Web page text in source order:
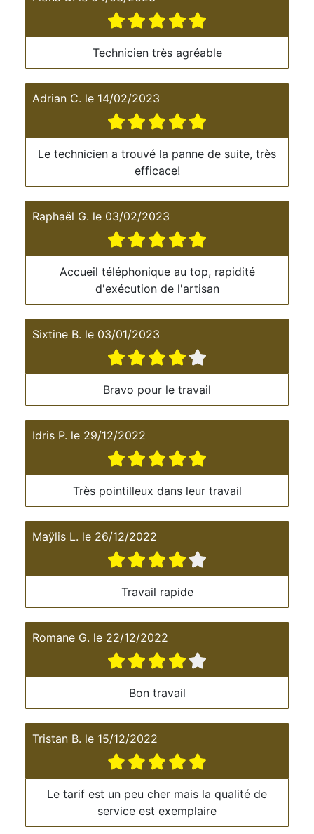
Technicien très agréable
Adrian C. le 14/02/2023
Le technicien a trouvé la panne de suite, très
efficace!
Raphaël G. le 03/02/2023
Accueil téléphonique au top, rapidité
d'exécution de l'artisan
Sixtine B. le 03/01/2023
Bravo pour le travail
Idris P. le 29/12/2022
Très pointilleux dans leur travail
Maÿlis L. le 26/12/2022
Travail rapide
Romane G. le 22/12/2022
Bon travail
Tristan B. le 15/12/2022
Le tarif est un peu cher mais la qualité de
service est exemplaire